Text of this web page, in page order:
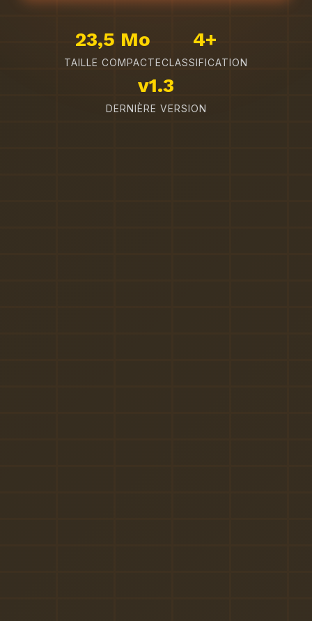
23,5 Mo
TAILLE COMPACTE
4+
CLASSIFICATION
v1.3
DERNIÈRE VERSION